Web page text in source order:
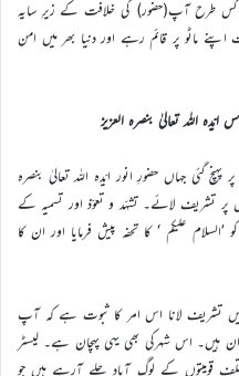
کس طرح آپ(حضور) کی خلافت کے زیرِ سایہ
ماٹو پر قائم رہے اور دنیا بھر میں امن
اللہ تعالیٰ بنصرہ العزیز
گئی جہاں حضورِ انور ایّدہ اللہ تعالیٰ بنصرہ
پر تشریف لائے۔ تشہّد و تعوّذ اور تسمیہ کے
علیکم ‘ کا تحفہ پیش فرمایا اور ان کا
تشریف لانا اس امر کا ثبوت ہے کہ آپ
ہیں۔ اس شہرکی بھی یہی پہچان ہے۔ لیسٹر
قومیتوں کے لوگ آباد چلے آرہے ہیں جو